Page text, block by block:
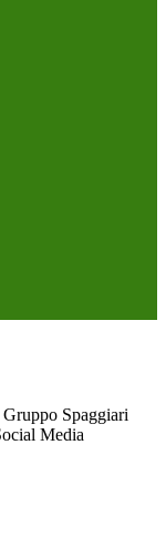
Spaggiari
Media